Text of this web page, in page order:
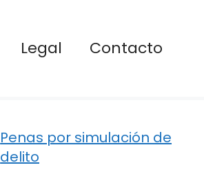
Legal Contacto
Penas por simulación de
delito